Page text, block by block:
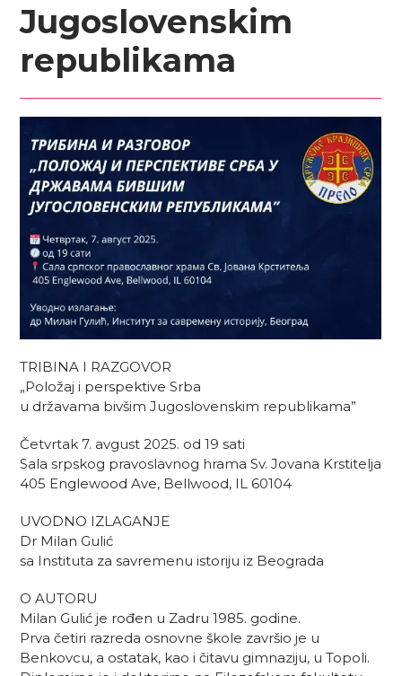
Jugoslovenskim
republikama
TRIBINA I RAZGOVOR
„Položaj i perspektive Srba
u državama bivšim Jugoslovenskim republikama”
Četvrtak 7. avgust 2025. od 19 sati
Sala srpskog pravoslavnog hrama Sv. Jovana Krstitelja
405 Englewood Ave, Bellwood, IL 60104
UVODNO IZLAGANJE
Dr Milan Gulić
sa Instituta za savremenu istoriju iz Beograda
O AUTORU
Milan Gulić je rođen u Zadru 1985. godine.
Prva četiri razreda osnovne škole završio je u
Benkovcu, a ostatak, kao i čitavu gimnaziju, u Topoli.